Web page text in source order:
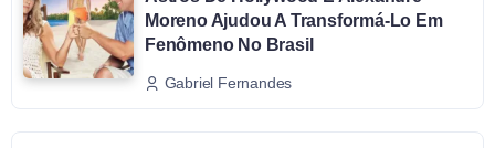
Moreno Ajudou A Transformá-Lo Em
Fenômeno No Brasil
Gabriel Fernandes